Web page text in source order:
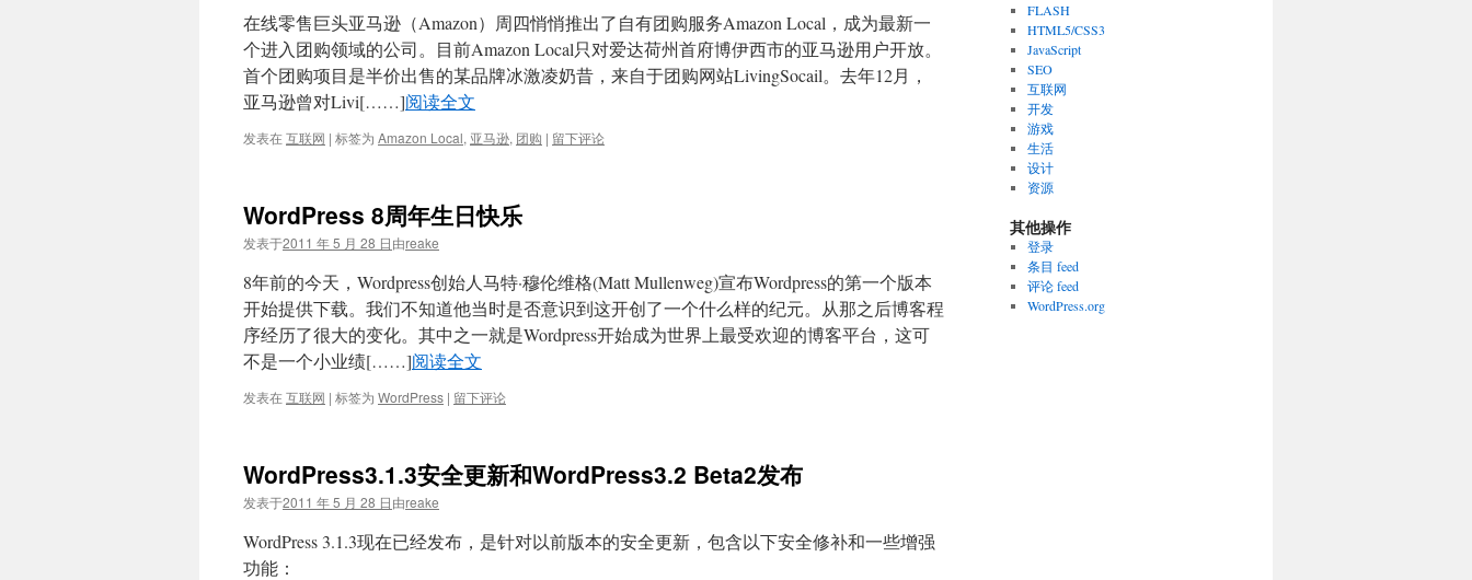
在线零售巨头亚马逊（Amazon）周四悄悄推出了自有团购服务Amazon Local，成为最新一
个进入团购领域的公司。目前Amazon Local只对爱达荷州首府博伊西市的亚马逊用户开放。
首个团购项目是半价出售的某品牌冰激凌奶昔，来自于团购网站LivingSocail。去年12月，
亚马逊曾对Livi[……]阅读全文
发表在互联网 | 标签为 Amazon Local, 亚马逊, 团购 | 留下评论
WordPress 8周年生日快乐
发表于2011 年 5 月 28 日由reake
8年前的今天，Wordpress创始人马特·穆伦维格(Matt Mullenweg)宣布Wordpress的第一个版本
开始提供下载。我们不知道他当时是否意识到这开创了一个什么样的纪元。从那之后博客程
序经历了很大的变化。其中之一就是Wordpress开始成为世界上最受欢迎的博客平台，这可
不是一个小业绩[……]阅读全文
发表在互联网 | 标签为 WordPress | 留下评论
WordPress3.1.3安全更新和WordPress3.2 Beta2发布
发表于2011 年 5 月 28 日由reake
WordPress 3.1.3现在已经发布，是针对以前版本的安全更新，包含以下安全修补和一些增强
功能：
FLASH
HTML5/CSS3
JavaScript
SEO
互联网
开发
游戏
生活
设计
资源
其他操作
登录
条目 feed
评论 feed
WordPress.org